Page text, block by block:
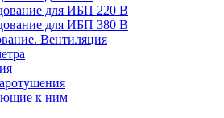
для ИБП 220 В
для ИБП 380 В
Вентиляция
к ним